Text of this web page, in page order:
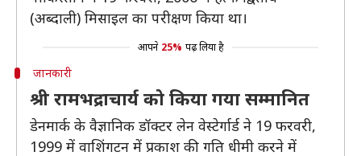
(अब्दाली) मिसाइल का परीक्षण किया था।
आपने 25% पढ़ लिया है
जानकारी
श्री रामभद्राचार्य को किया गया सम्मानित
डेनमार्क के वैज्ञानिक डॉक्टर लेन वेस्टेर्गार्ड ने 19 फरवरी,
1999 में वाशिंगटन में प्रकाश की गति धीमी करने में